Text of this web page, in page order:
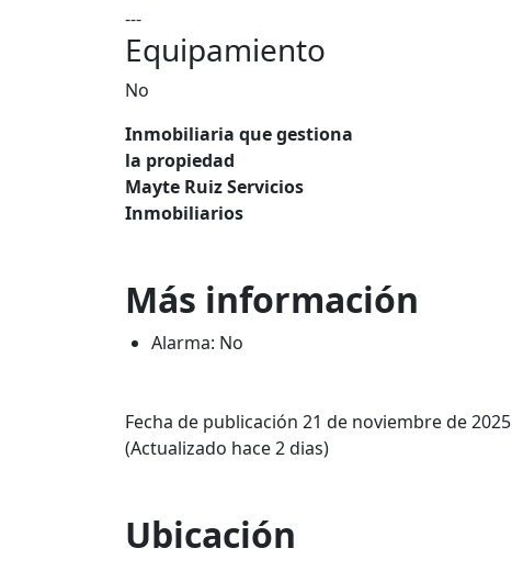
---
Equipamiento
No
Inmobiliaria que gestiona
la propiedad
Mayte Ruiz Servicios
Inmobiliarios
Más información
Alarma: No
Fecha de publicación 21 de noviembre de 2025
(Actualizado hace 2 dias)
Ubicación